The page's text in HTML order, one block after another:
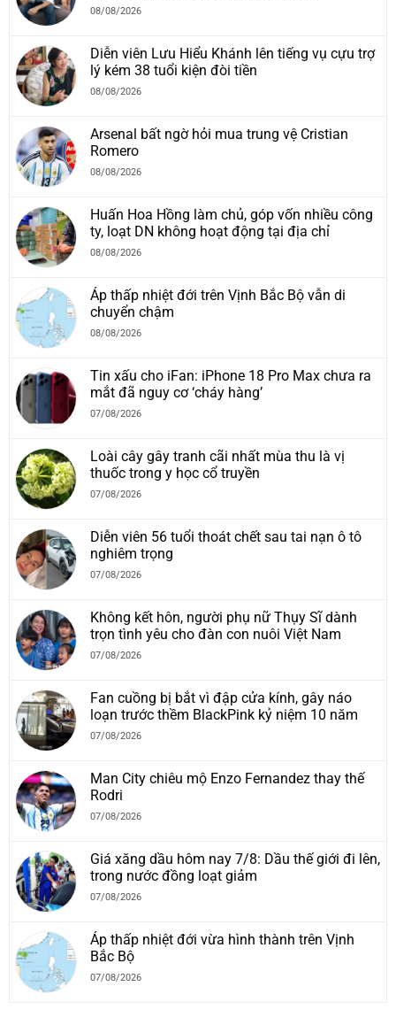
08/08/2026
Diễn viên Lưu Hiểu Khánh lên tiếng vụ cựu trợ
lý kém 38 tuổi kiện đòi tiền
08/08/2026
Arsenal bất ngờ hỏi mua trung vệ Cristian
Romero
08/08/2026
Huấn Hoa Hồng làm chủ, góp vốn nhiều công
ty, loạt DN không hoạt động tại địa chỉ
08/08/2026
Áp thấp nhiệt đới trên Vịnh Bắc Bộ vẫn di
chuyển chậm
08/08/2026
Tin xấu cho iFan: iPhone 18 Pro Max chưa ra
mắt đã nguy cơ ‘cháy hàng’
07/08/2026
Loài cây gây tranh cãi nhất mùa thu là vị
thuốc trong y học cổ truyền
07/08/2026
Diễn viên 56 tuổi thoát chết sau tai nạn ô tô
nghiêm trọng
07/08/2026
Không kết hôn, người phụ nữ Thụy Sĩ dành
trọn tình yêu cho đàn con nuôi Việt Nam
07/08/2026
Fan cuồng bị bắt vì đập cửa kính, gây náo
loạn trước thềm BlackPink kỷ niệm 10 năm
07/08/2026
Man City chiêu mộ Enzo Fernandez thay thế
Rodri
07/08/2026
Giá xăng dầu hôm nay 7/8: Dầu thế giới đi lên,
trong nước đồng loạt giảm
07/08/2026
Áp thấp nhiệt đới vừa hình thành trên Vịnh
Bắc Bộ
07/08/2026